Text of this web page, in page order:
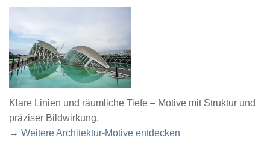
Klare Linien und räumliche Tiefe – Motive mit Struktur und
präziser Bildwirkung.
→ Weitere Architektur-Motive entdecken